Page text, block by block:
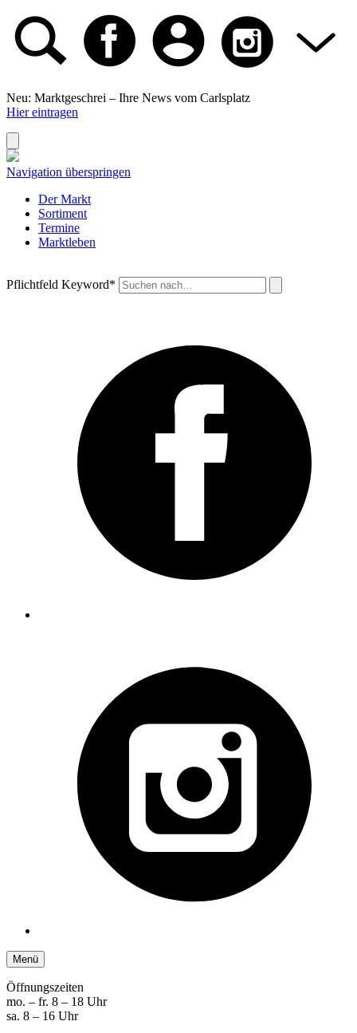
Neu: Marktgeschrei – Ihre News vom Carlsplatz
Hier eintragen
Navigation überspringen
Der Markt
Sortiment
Termine
Marktleben
Pflichtfeld Keyword*
Menü
Öffnungszeiten
mo. – fr. 8 – 18 Uhr
sa. 8 – 16 Uhr